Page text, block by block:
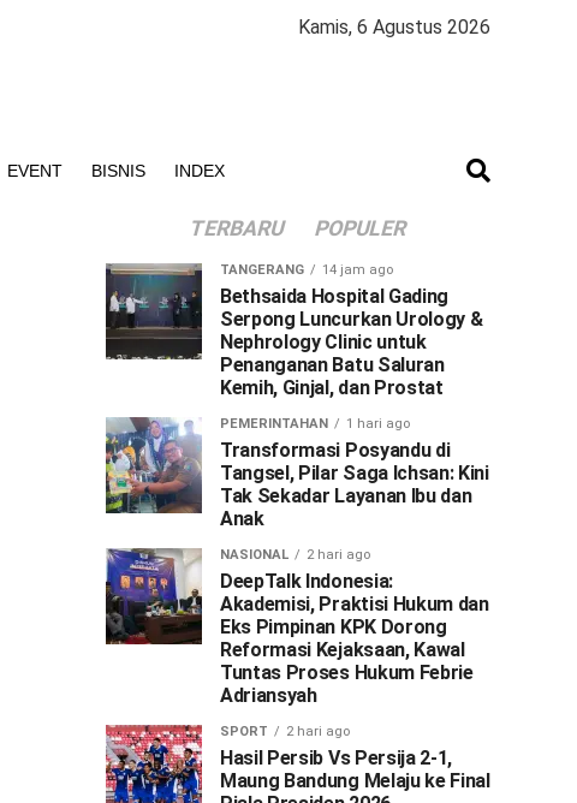
Kamis, 6 Agustus 2026
EVENT BISNIS INDEX
TERBARU POPULER
TANGERANG 14 jam ago
Bethsaida Hospital Gading
Serpong Luncurkan Urology &
Nephrology Clinic untuk
Penanganan Batu Saluran
Kemih, Ginjal, dan Prostat
PEMERINTAHAN 1 hari ago
Transformasi Posyandu di
Tangsel, Pilar Saga Ichsan: Kini
Tak Sekadar Layanan Ibu dan
Anak
NASIONAL 2 hari ago
DeepTalk Indonesia:
Akademisi, Praktisi Hukum dan
Eks Pimpinan KPK Dorong
Reformasi Kejaksaan, Kawal
Tuntas Proses Hukum Febrie
Adriansyah
SPORT 2 hari ago
Hasil Persib Vs Persija 2-1,
Maung Bandung Melaju ke Final